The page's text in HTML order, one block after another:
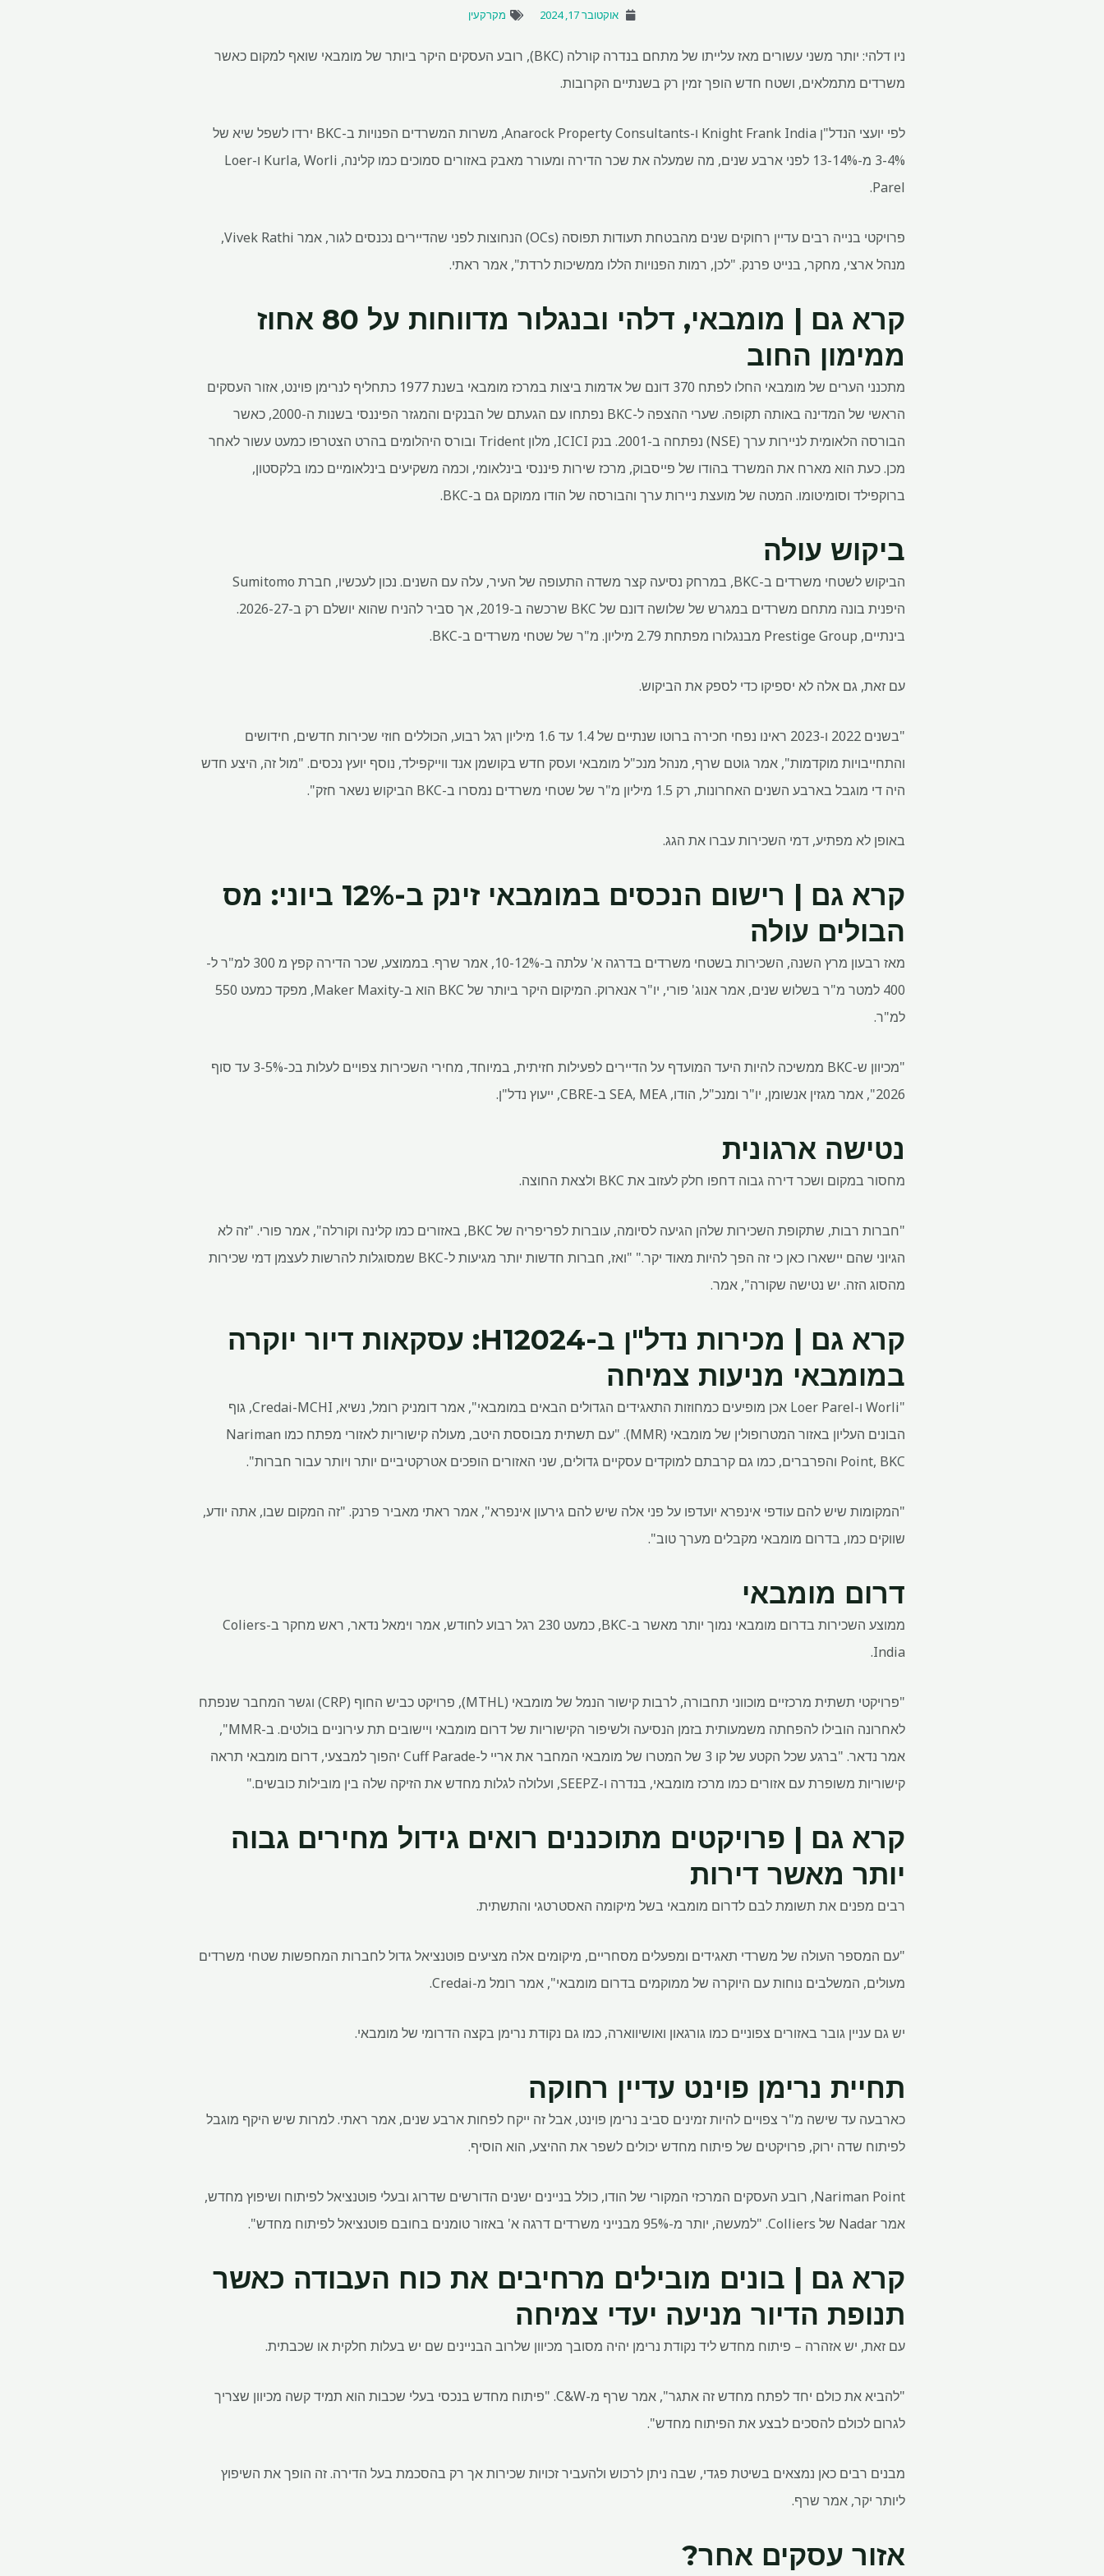
אוקטובר 17, 2024 מקרקעין
ניו דלהי: יותר משני עשורים מאז עלייתו של מתחם בנדרה קורלה (BKC), רובע העסקים היקר ביותר של מומבאי שואף למקום כאשר
משרדים מתמלאים, ושטח חדש הופך זמין רק בשנתיים הקרובות.
לפי יועצי הנדל"ן Knight Frank India ו-Anarock Property Consultants, משרות המשרדים הפנויות ב-BKC ירדו לשפל שיא של
3-4% מ-13-14% לפני ארבע שנים, מה שמעלה את שכר הדירה ומעורר מאבק באזורים סמוכים כמו קלינה, Kurla, Worli ו-Loer
Parel.
פרויקטי בנייה רבים עדיין רחוקים שנים מהבטחת תעודות תפוסה (OCs) הנחוצות לפני שהדיירים נכנסים לגור, אמר Vivek Rathi,
מנהל ארצי, מחקר, בנייט פרנק. "לכן, רמות הפנויות הללו ממשיכות לרדת", אמר ראתי.
קרא גם | מומבאי, דלהי ובנגלור מדווחות על 80 אחוז
ממימון החוב
מתכנני הערים של מומבאי החלו לפתח 370 דונם של אדמות ביצות במרכז מומבאי בשנת 1977 כתחליף לנרימן פוינט, אזור העסקים
הראשי של המדינה באותה תקופה. שערי ההצפה ל-BKC נפתחו עם הגעתם של הבנקים והמגזר הפיננסי בשנות ה-2000, כאשר
הבורסה הלאומית לניירות ערך (NSE) נפתחה ב-2001. בנק ICICI, מלון Trident ובורס היהלומים בהרט הצטרפו כמעט עשור לאחר
מכן. כעת הוא מארח את המשרד בהודו של פייסבוק, מרכז שירות פיננסי בינלאומי, וכמה משקיעים בינלאומיים כמו בלקסטון,
ברוקפילד וסומיטומו. המטה של ​​מועצת ניירות ערך והבורסה של הודו ממוקם גם ב-BKC.
ביקוש עולה
הביקוש לשטחי משרדים ב-BKC, במרחק נסיעה קצר משדה התעופה של העיר, עלה עם השנים. נכון לעכשיו, חברת Sumitomo
היפנית בונה מתחם משרדים במגרש של שלושה דונם של BKC שרכשה ב-2019, אך סביר להניח שהוא יושלם רק ב-2026-27.
בינתיים, Prestige Group מבנגלורו מפתחת 2.79 מיליון. מ"ר של שטחי משרדים ב-BKC.
עם זאת, גם אלה לא יספיקו כדי לספק את הביקוש.
"בשנים 2022 ו-2023 ראינו נפחי חכירה ברוטו שנתיים של 1.4 עד 1.6 מיליון רגל רבוע, הכוללים חוזי שכירות חדשים, חידושים
והתחייבויות מוקדמות", אמר גוטם שרף, מנהל מנכ"ל מומבאי ועסק חדש בקושמן אנד ווייקפילד, נוסף יועץ נכסים. "מול זה, היצע חדש
היה די מוגבל בארבע השנים האחרונות, רק 1.5 מיליון מ"ר של שטחי משרדים נמסרו ב-BKC הביקוש נשאר חזק".
באופן לא מפתיע, דמי השכירות עברו את הגג.
קרא גם | רישום הנכסים במומבאי זינק ב-12% ביוני: מס
הבולים עולה
מאז רבעון מרץ השנה, השכירות בשטחי משרדים בדרגה א' עלתה ב-10-12%, אמר שרף. בממוצע, שכר הדירה קפץ מ
300 למ"ר ל-
400 למטר מ"ר בשלוש שנים, אמר אנוג' פורי, יו"ר אנארוק. המיקום היקר ביותר של BKC הוא ב-Maker Maxity, מפקד כמעט
550
למ"ר.
"מכיוון ש-BKC ממשיכה להיות היעד המועדף על הדיירים לפעילות חזיתית, במיוחד, מחירי השכירות צפויים לעלות בכ-3-5% עד סוף
2026", אמר מגזין אנשומן, יו"ר ומנכ"ל, הודו, SEA, MEA ב-CBRE, ייעוץ נדל"ן.
נטישה ארגונית
מחסור במקום ושכר דירה גבוה דחפו חלק לעזוב את BKC ולצאת החוצה.
"חברות רבות, שתקופת השכירות שלהן הגיעה לסיומה, עוברות לפריפריה של BKC, באזורים כמו קלינה וקורלה", אמר פורי. "זה לא
הגיוני שהם יישארו כאן כי זה הפך להיות מאוד יקר." "ואז, חברות חדשות יותר מגיעות ל-BKC שמסוגלות להרשות לעצמן דמי שכירות
מהסוג הזה. יש נטישה שקורה", אמר.
קרא גם | מכירות נדל"ן ב-H12024: עסקאות דיור יוקרה
במומבאי מניעות צמיחה
"Worli ו-Loer Parel אכן מופיעים כמחוזות התאגידים הגדולים הבאים במומבאי", אמר דומניק רומל, נשיא, Credai-MCHI, גוף
הבונים העליון באזור המטרופולין של מומבאי (MMR). "עם תשתית מבוססת היטב, מעולה קישוריות לאזורי מפתח כמו Nariman
Point, BKC והפרברים, כמו גם קרבתם למוקדים עסקיים גדולים, שני האזורים הופכים אטרקטיביים יותר ויותר עבור חברות".
"המקומות שיש להם עודפי אינפרא יועדפו על פני אלה שיש להם גירעון אינפרא", אמר ראתי מאביר פרנק. "זה המקום שבו, אתה יודע,
שווקים כמו, בדרום מומבאי מקבלים מערך טוב".
דרום מומבאי
ממוצע השכירות בדרום מומבאי נמוך יותר מאשר ב-BKC, כמעט
230 רגל רבוע לחודש, אמר וימאל נדאר, ראש מחקר ב-Coliers
India.
"פרויקטי תשתית מרכזיים מוכווני תחבורה, לרבות קישור הנמל של מומבאי (MTHL), פרויקט כביש החוף (CRP) וגשר המחבר שנפתח
לאחרונה הובילו להפחתה משמעותית בזמן הנסיעה ולשיפור הקישוריות של דרום מומבאי ויישובים תת עירוניים בולטים. ב-MMR",
אמר נדאר. "ברגע שכל הקטע של קו 3 של המטרו של מומבאי המחבר את אריי ל-Cuff Parade יהפוך למבצעי, דרום מומבאי תראה
קישוריות משופרת עם אזורים כמו מרכז מומבאי, בנדרה ו-SEEPZ, ועלולה לגלות מחדש את הזיקה שלה בין מובילות כובשים."
קרא גם | פרויקטים מתוכננים רואים גידול מחירים גבוה
יותר מאשר דירות
רבים מפנים את תשומת לבם לדרום מומבאי בשל מיקומה האסטרטגי והתשתית.
"עם המספר העולה של משרדי תאגידים ומפעלים מסחריים, מיקומים אלה מציעים פוטנציאל גדול לחברות המחפשות שטחי משרדים
מעולים, המשלבים נוחות עם היוקרה של ממוקמים בדרום מומבאי", אמר רומל מ-Credai.
יש גם עניין גובר באזורים צפוניים כמו גורגאון ואושיווארה, כמו גם נקודת נרימן בקצה הדרומי של מומבאי.
תחיית נרימן פוינט עדיין רחוקה
כארבעה עד שישה מ"ר צפויים להיות זמינים סביב נרימן פוינט, אבל זה ייקח לפחות ארבע שנים, אמר ראתי. למרות שיש היקף מוגבל
לפיתוח שדה ירוק, פרויקטים של פיתוח מחדש יכולים לשפר את ההיצע, הוא הוסיף.
Nariman Point, רובע העסקים המרכזי המקורי של הודו, כולל בניינים ישנים הדורשים שדרוג ובעלי פוטנציאל לפיתוח ושיפוץ מחדש,
אמר Nadar של Colliers. "למעשה, יותר מ-95% מבנייני משרדים דרגה א' באזור טומנים בחובם פוטנציאל לפיתוח מחדש".
קרא גם | בונים מובילים מרחיבים את כוח העבודה כאשר
תנופת הדיור מניעה יעדי צמיחה
עם זאת, יש אזהרה – פיתוח מחדש ליד נקודת נרימן יהיה מסובך מכיוון שלרוב הבניינים שם יש בעלות חלקית או שכבתית.
"להביא את כולם יחד לפתח מחדש זה אתגר", אמר שרף מ-C&W. "פיתוח מחדש בנכסי בעלי שכבות הוא תמיד קשה מכיוון שצריך
לגרום לכולם להסכים לבצע את הפיתוח מחדש".
מבנים רבים כאן נמצאים בשיטת פגדי, שבה ניתן לרכוש ולהעביר זכויות שכירות אך רק בהסכמת בעל הדירה. זה הופך את השיפוץ
ליותר יקר, אמר שרף.
אזור עסקים אחר?